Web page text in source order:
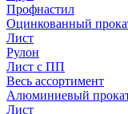
Профнастил
Оцинкованный
Лист
Рулон
Лист с ПП
Весь ассортимент
Алюминиевый
Лист